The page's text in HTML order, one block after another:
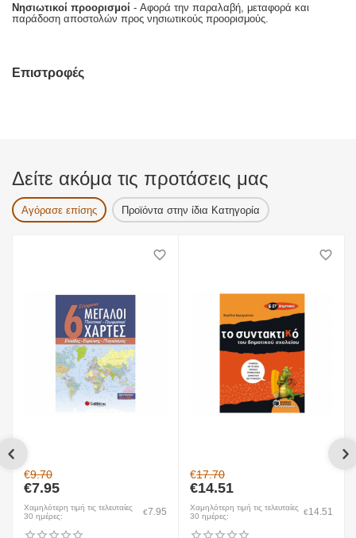
Νησιωτικοί προορισμοί - Αφορά την παραλαβή, μεταφορά και
παράδοση αποστολών προς νησιωτικούς προορισμούς.
Επιστροφές
Δείτε ακόμα τις προτάσεις μας
Αγόρασε επίσης Προϊόντα στην ίδια Κατηγορία
€9.70
€7.95
Χαμηλότερη τιμή τις τελευταίες
30 ημέρες:
€7.95
€17.70
€14.51
Χαμηλότερη τιμή τις τελευταίες
30 ημέρες:
€14.51